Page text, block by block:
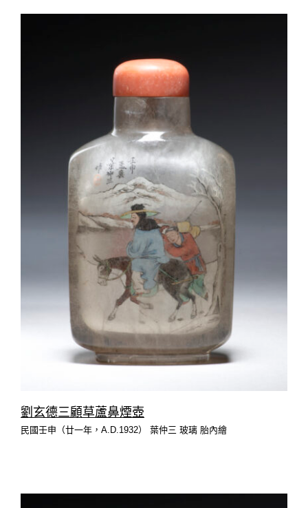
劉玄德三顧草蘆鼻煙壺
民國壬申（廿一年，A.D.1932） 葉仲三 玻璃 胎內繪